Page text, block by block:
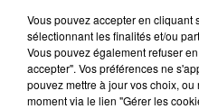
Le Duel
en jet
Vous pouvez accepter en cliquant
sélectionnant les finalités et/ou
Vous pouvez également refuser
accepter". Vos préférences ne
pouvez mettre à jour vos choix,
moment via le lien "Gérer les